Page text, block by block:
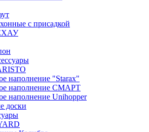
с присадкой
наполнение "Starax"
наполнение СМАРТ
наполнение Unihopper
доски